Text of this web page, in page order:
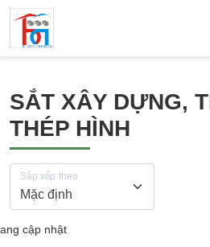
SẮT XÂY DỰNG,
THÉP HÌNH
Sắp xếp theo
cập nhật